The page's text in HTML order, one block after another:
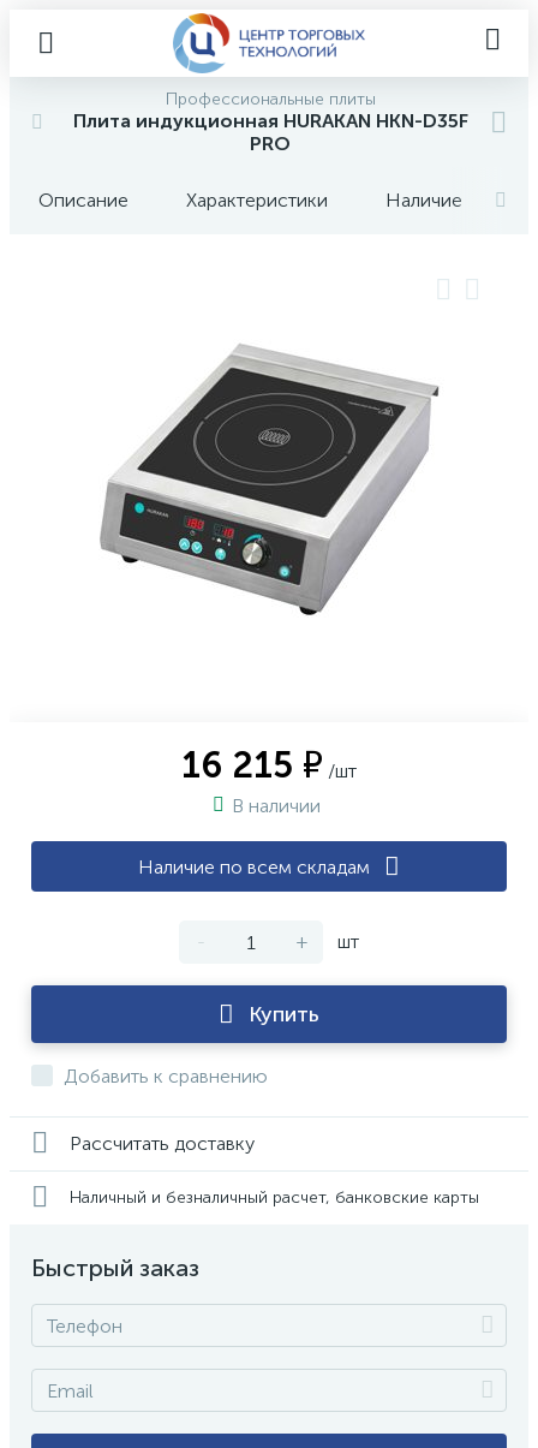
Профессиональные плиты
Плита индукционная HURAKAN HKN-D35F
PRO
Описание Характеристики Наличие
16 215 ₽ /шт
В наличии
Наличие по всем складам
- + шт
Купить
Добавить к сравнению
Рассчитать доставку
Наличный и безналичный расчет, банковские карты
Быстрый заказ